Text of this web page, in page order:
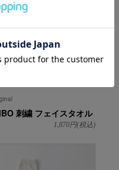
刺繍 フェイスタオル
1,870円(税込)